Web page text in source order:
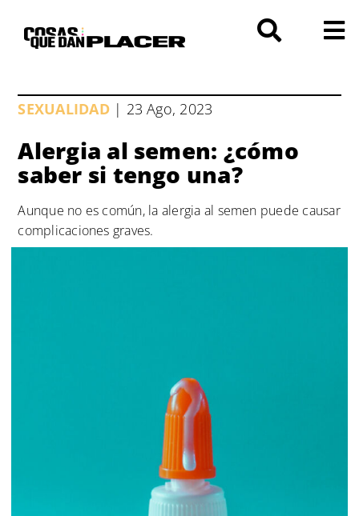
contenido
SEXUALIDAD| 23 Ago, 2023
Alergia al semen: ¿cómo
saber si tengo una?
Aunque no es común, la alergia al semen puede causar
complicaciones graves.